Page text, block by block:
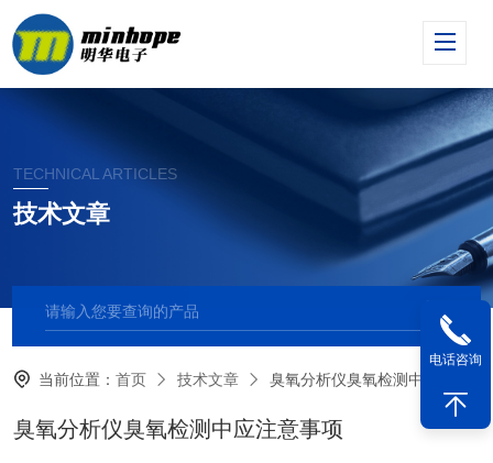
TECHNICAL ARTICLES
技术文章
当前位置：首页 技术文章 臭氧分析仪臭氧检测中应注意事项
臭氧分析仪臭氧检测中应注意事项
电话咨询